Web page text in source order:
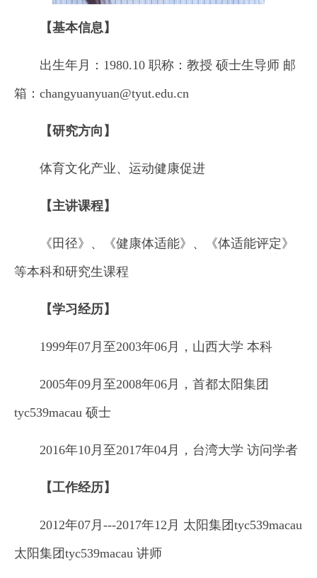
【基本信息】
出生年月：1980.10 职称：教授 硕士生导师 邮
箱：changyuanyuan@tyut.edu.cn
【研究方向】
体育文化产业、运动健康促进
【主讲课程】
《田径》、《健康体适能》、《体适能评定》
等本科和研究生课程
【学习经历】
1999年07月至2003年06月，山西大学 本科
2005年09月至2008年06月，首都​太阳集团
tyc539macau 硕士
2016年10月至2017年04月，台湾大学 访问学者
【工作经历】
2012年07月---2017年12月 太阳集团tyc539macau​
太阳集团tyc539macau 讲师